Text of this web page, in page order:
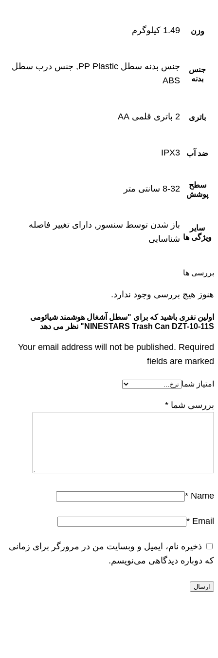
وزن 1.49 کیلوگرم
جنس
بدنه
جنس بدنه سطل PP Plastic, جنس درب سطل
ABS
باتری 2 باتری قلمی AA
ضد آب IPX3
سطح
پوشش
8-32 سانتی متر
سایر
ویژگی ها
باز شدن توسط سنسور, دارای تغییر فاصله
شناسایی
بررسی ها
هنوز هیچ بررسی وجود ندارد.
اولین نفری باشید که برای "سطل آشغال هوشمند شیائومی
NINESTARS Trash Can DZT-10-11S" نظر می دهد
Your email address will not be published. Required
fields are marked
امتیاز شما
بررسی شما *
Name
*
Email
*
ذخیره نام، ایمیل و وبسایت من در مرورگر برای زمانی
که دوباره دیدگاهی می‌نویسم.